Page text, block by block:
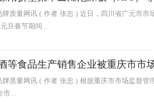
局通报2025年元旦春节期间产品
旦春节期间...
等食品生产销售企业被重庆市市
于开展2025年食品安全“你点我
市...